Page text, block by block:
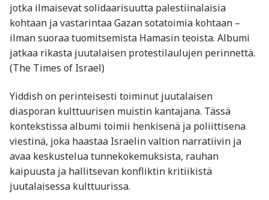
jotka ilmaisevat solidaarisuutta palestiinalaisia
kohtaan ja vastarintaa Gazan sotatoimia kohtaan –
ilman suoraa tuomitsemista Hamasin teoista. Albumi
jatkaa rikasta juutalaisen protestilaulujen perinnettä.
(The Times of Israel)
Yiddish on perinteisesti toiminut juutalaisen
diasporan kulttuurisen muistin kantajana. Tässä
kontekstissa albumi toimii henkisenä ja poliittisena
viestinä, joka haastaa Israelin valtion narratiivin ja
avaa keskustelua tunnekokemuksista, rauhan
kaipuusta ja hallitsevan konfliktin kritiikistä
juutalaisessa kulttuurissa.